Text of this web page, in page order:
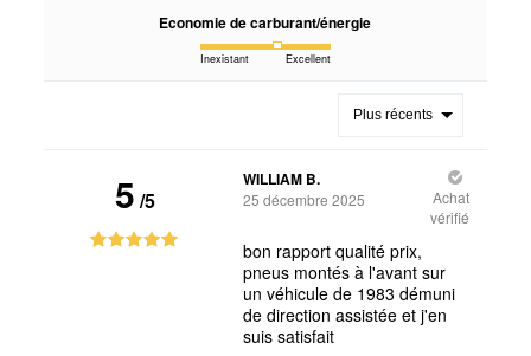
Economie de carburant/énergie
Inexistant Excellent
Plus récents
5 /5
WILLIAM B.
25 décembre 2025
Achat
vérifié
bon rapport qualité prix,
pneus montés à l'avant sur
un véhicule de 1983 démuni
de direction assistée et j'en
suis satisfait